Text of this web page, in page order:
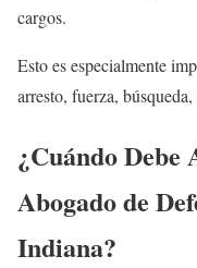
cargos.
Esto es especialmente
arresto, fuerza,
¿Cuándo
Abogado de
Indiana?